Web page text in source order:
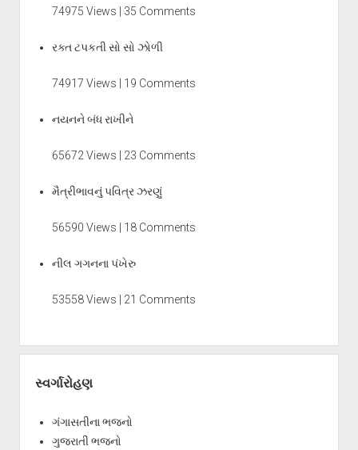
74975 Views | 35 Comments
રક્ત ટપકતી સો સો ઝોળી
74917 Views | 19 Comments
નયનને બંધ રાખીને
65672 Views | 23 Comments
મૈત્રીભાવનું પવિત્ર ઝરણું
56590 Views | 18 Comments
નીલ ગગનના પંખેરુ
53558 Views | 21 Comments
સ્વર્ગારોહણ
ગંગાસતીના ભજનો
ગુજરાતી ભજનો